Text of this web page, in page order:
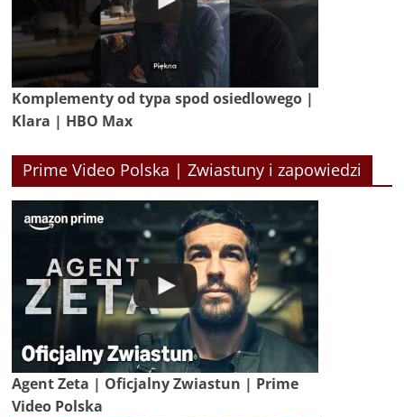
Komplementy od typa spod osiedlowego |
Klara | HBO Max
Prime Video Polska | Zwiastuny i zapowiedzi
Agent Zeta | Oficjalny Zwiastun | Prime
Video Polska